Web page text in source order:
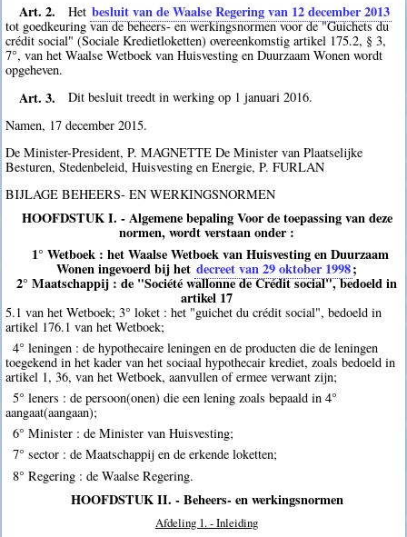
Art. 2. Het besluit van de Waalse Regering van 12 december 2013
tot goedkeuring van de beheers- en werkingsnormen voor de "Guichets du
crédit social" (Sociale Kredietloketten) overeenkomstig artikel 175.2, § 3,
7°, van het Waalse Wetboek van Huisvesting en Duurzaam Wonen wordt
opgeheven.
Art. 3.
Dit besluit treedt in werking op 1 januari 2016.
Namen, 17 december 2015.
De Minister-President, P. MAGNETTE De Minister van Plaatselijke
Besturen, Stedenbeleid, Huisvesting en Energie, P. FURLAN
BIJLAGE BEHEERS- EN WERKINGSNORMEN
HOOFDSTUK I. - Algemene bepaling Voor de toepassing van deze
normen, wordt verstaan onder :
1° Wetboek : het Waalse Wetboek van Huisvesting en Duurzaam
Wonen ingevoerd bij het decreet van 29 oktober 1998;
2° Maatschappij : de "Société wallonne de Crédit social", bedoeld in
artikel 17
5.1 van het Wetboek; 3° loket : het "guichet du crédit social", bedoeld in
artikel 176.1 van het Wetboek;
4° leningen : de hypothecaire leningen en de producten die de leningen
toegekend in het kader van het sociaal hypothecair krediet, zoals bedoeld in
artikel 1, 36, van het Wetboek, aanvullen of ermee verwant zijn;
5° leners : de persoon(onen) die een lening zoals bepaald in 4°
aangaat(aangaan);
6° Minister : de Minister van Huisvesting;
7° sector : de Maatschappij en de erkende loketten;
8° Regering : de Waalse Regering.
HOOFDSTUK II. - Beheers- en werkingsnormen
Afdeling 1. - Inleiding